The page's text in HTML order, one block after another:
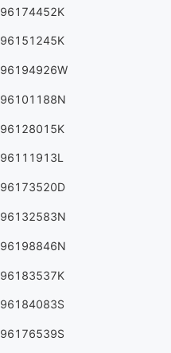
96174452K
96151245K
96194926W
96101188N
96128015K
96111913L
96173520D
96132583N
96198846N
96183537K
96184083S
96176539S